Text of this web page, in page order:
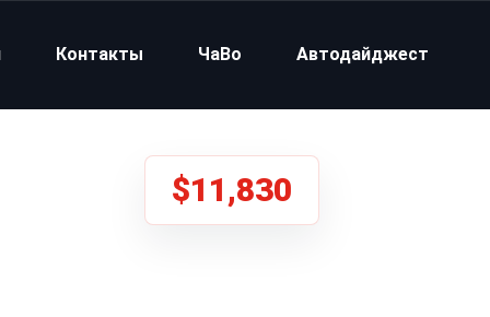
Контакты ЧаВо Автодайджест
$11,830